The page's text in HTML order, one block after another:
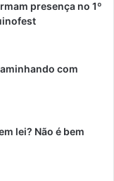
presença no 1º
com
lei? Não é bem